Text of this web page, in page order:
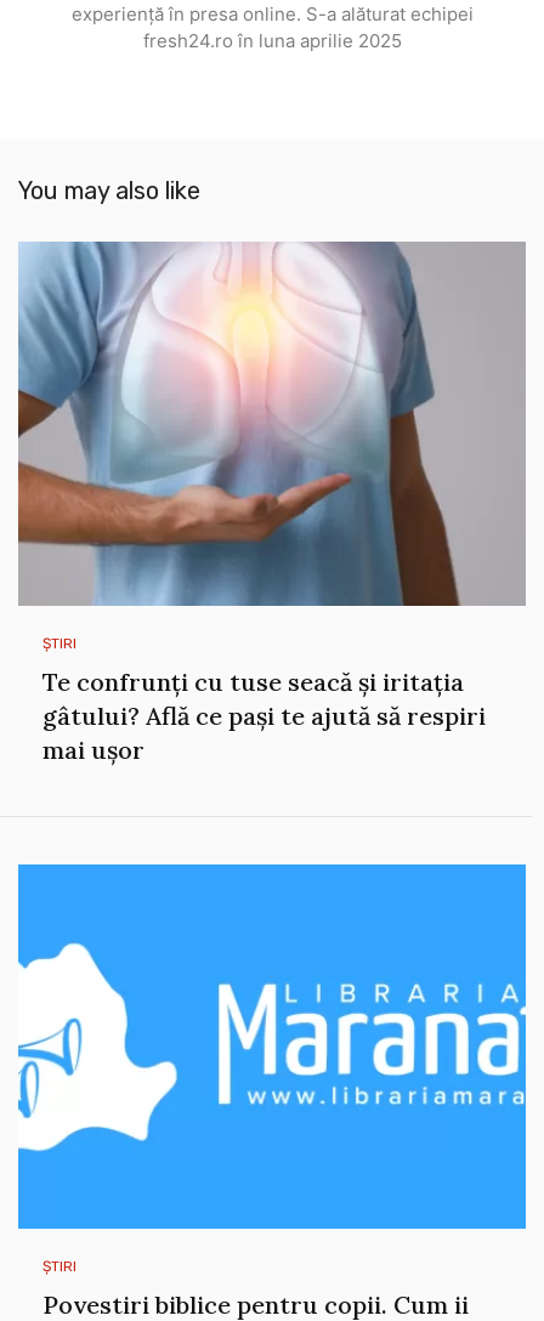
experiență în presa online. S-a alăturat echipei
fresh24.ro în luna aprilie 2025
You may also like
ȘTIRI
Te confrunți cu tuse seacă și iritația
gâtului? Află ce pași te ajută să respiri
mai ușor
ȘTIRI
Povestiri biblice pentru copii. Cum ii